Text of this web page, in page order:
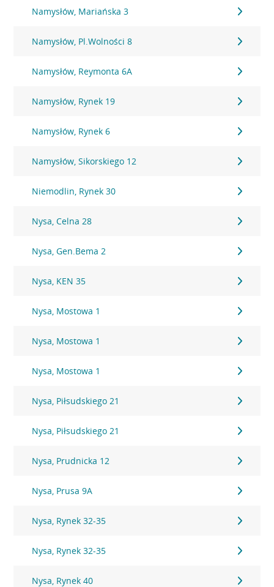
Namysłów, Mariańska 3
Namysłów, Pl.Wolności 8
Namysłów, Reymonta 6A
Namysłów, Rynek 19
Namysłów, Rynek 6
Namysłów, Sikorskiego 12
Niemodlin, Rynek 30
Nysa, Celna 28
Nysa, Gen.Bema 2
Nysa, KEN 35
Nysa, Mostowa 1
Nysa, Mostowa 1
Nysa, Mostowa 1
Nysa, Piłsudskiego 21
Nysa, Piłsudskiego 21
Nysa, Prudnicka 12
Nysa, Prusa 9A
Nysa, Rynek 32-35
Nysa, Rynek 32-35
Nysa, Rynek 40